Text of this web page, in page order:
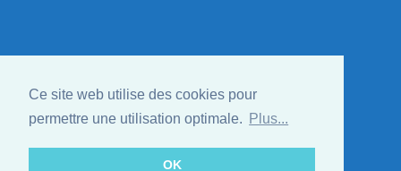
Ce site web utilise des cookies pour
permettre une utilisation optimale.
Plus...
OK